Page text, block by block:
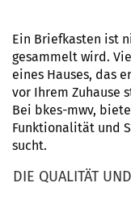
Ein Briefkasten ist
gesammelt wird.
eines Hauses, das
vor Ihrem Zuhause
Bei bkes-mwv,
Funktionalität und
sucht.
DIE QUALITÄT